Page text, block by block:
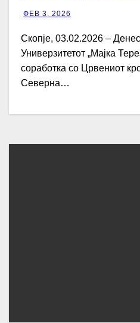
ФЕВ 3, 2026
Скопје, 03.02.2026 –
Универзитетот „Мајка
соработка со Црвениот
Северна…